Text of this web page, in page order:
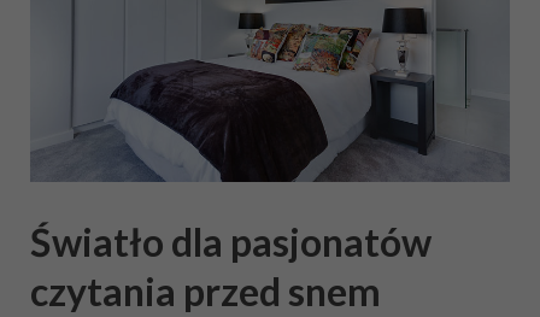
Światło dla pasjonatów
czytania przed snem